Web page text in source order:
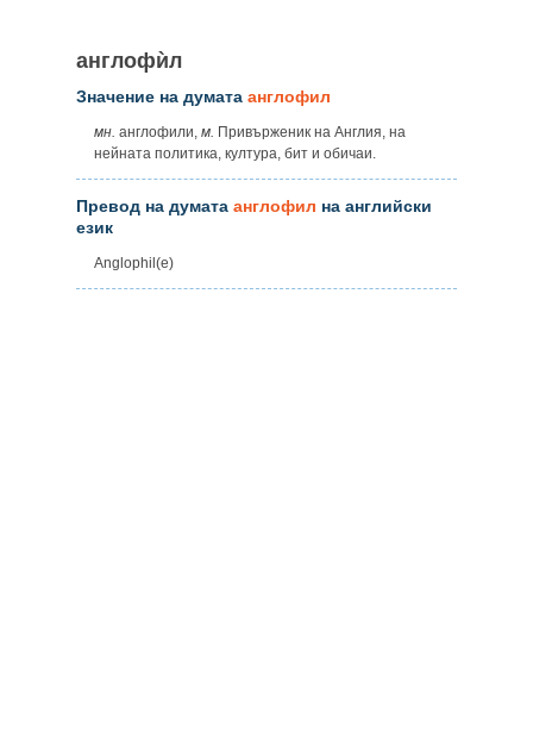
англофѝл
Значение на думата англофил
мн. англофили, м. Привърженик на Англия, на
нейната политика, култура, бит и обичаи.
Превод на думата англофил на английски
език
Anglophil(e)